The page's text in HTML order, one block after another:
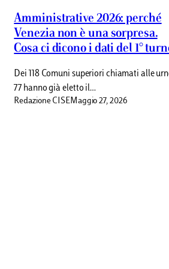
Amministrative 2026: perché
Venezia non è una sorpresa.
Cosa ci dicono i dati del 1°
Dei 118 Comuni superiori chiamati alle
77 hanno già eletto il…
Redazione CISEMaggio 27, 2026